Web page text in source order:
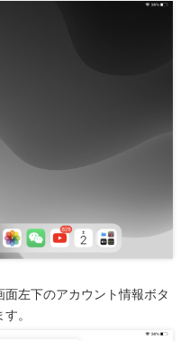
左下のアカウント情報ボタ
。